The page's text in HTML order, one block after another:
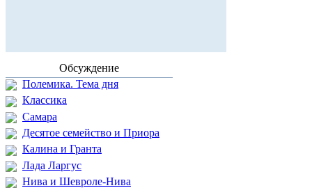
Обсуждение
Полемика. Тема дня
Классика
Самара
Десятое семейство и Приора
Калина и Гранта
Лада Ларгус
Нива и Шевроле-Нива